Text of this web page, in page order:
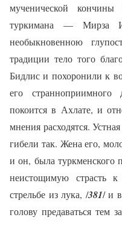
мученической
туркимана — Мирза
необыкновенною
традиции тело того
Бидлис и похоронили к
его
покоится в Ахлате, и
мнения расходятся.
гибели так. Жена его,
и он, была туркменского
неистощимую страсть
стрельбе из лука, /381/ и
голову предаваться тем